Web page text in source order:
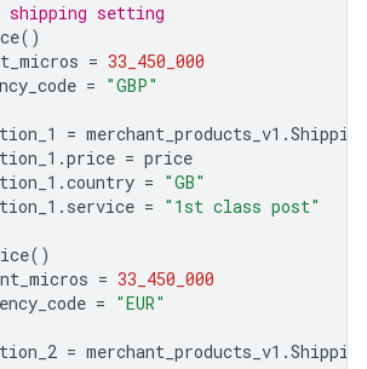
shipping setting
()
= 33_450_000
= "GBP"
= merchant_products_v1 .Shipping
.price = price
.country = "GB"
. service = "1st class post"
()
= 33_450_000
= "EUR"
= merchant_products_v1 .Shipping